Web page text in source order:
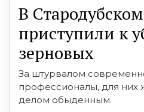
В
приступили к
зерновых
За штурвалом
профессионалы, для них
делом обыденным.